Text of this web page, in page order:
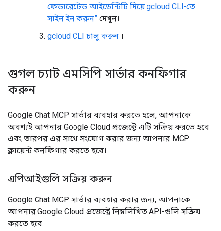
ফেডারেটেড আইডেন্টিটি দিয়ে gcloud CLI-তে
সাইন ইন করুন” দেখুন।
gcloud CLI চালু করুন ।
গুগল চ্যাট এমসিপি সার্ভার কনফিগার
করুন
Google Chat MCP সার্ভার ব্যবহার করতে হলে, আপনাকে
অবশ্যই আপনার Google Cloud প্রজেক্টে এটি সক্রিয় করতে হবে
এবং তারপর এর সাথে সংযোগ করার জন্য আপনার MCP
ক্লায়েন্ট কনফিগার করতে হবে।
এপিআইগুলি সক্রিয় করুন
Google Chat MCP সার্ভার ব্যবহার করার জন্য, আপনাকে
আপনার Google Cloud প্রজেক্টে নিম্নলিখিত API-গুলি সক্রিয়
করতে হবে: